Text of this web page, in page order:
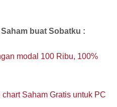
buat Sobatku :
modal 100 Ribu, 100%
Saham Gratis untuk PC